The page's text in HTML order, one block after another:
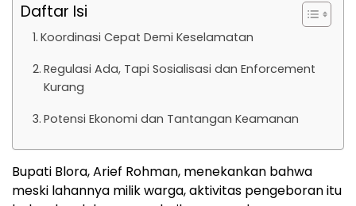
Daftar Isi
Koordinasi Cepat Demi Keselamatan
Regulasi Ada, Tapi Sosialisasi dan Enforcement
Kurang
Potensi Ekonomi dan Tantangan Keamanan
Bupati Blora, Arief Rohman, menekankan bahwa
meski lahannya milik warga, aktivitas pengeboran itu